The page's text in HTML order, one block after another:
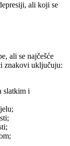
ali koji se
ali se najčešće
znakovi uključuju:
slatkim i